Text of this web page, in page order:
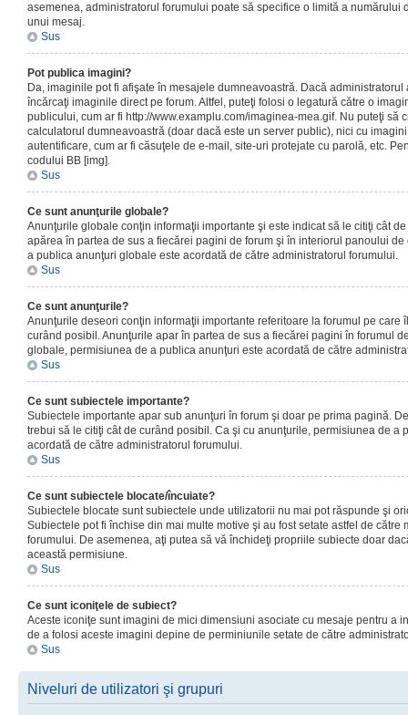
asemenea, administratorul forumului poate să specifice o limită a numărului
unui mesaj.
Sus
Pot publica imagini?
Da, imaginile pot fi afişate în mesajele dumneavoastră. Dacă
încărcaţi imaginile direct pe forum. Altfel, puteţi folosi o legatură către o
publicului, cum ar fi http://www.examplu.com/imaginea-mea.gif. Nu puteţi să
calculatorul dumneavoastră (doar dacă este un server public), nici cu
autentificare, cum ar fi căsuţele de e-mail, site-uri protejate cu parolă, etc.
codului BB [img].
Sus
Ce sunt anunţurile globale?
Anunţurile globale conţin informaţii importante şi este indicat să le citiţi cât
apărea în partea de sus a fiecărei pagini de forum şi în interiorul panoului
a publica anunţuri globale este acordată de către administratorul forumului.
Sus
Ce sunt anunţurile?
Anunţurile deseori conţin informaţii importante referitoare la forumul pe care
curând posibil. Anunţurile apar în partea de sus a fiecărei pagini în forumul
globale, permisiunea de a publica anunţuri este acordată de către
Sus
Ce sunt subiectele importante?
Subiectele importante apar sub anunţuri în forum şi doar pe prima pagină.
trebui să le citiţi cât de curând posibil. Ca şi cu anunţurile, permisiunea de a
acordată de către administratorul forumului.
Sus
Ce sunt subiectele blocate/încuiate?
Subiectele blocate sunt subiectele unde utilizatorii nu mai pot răspunde şi
Subiectele pot fi închise din mai multe motive şi au fost setate astfel de către
forumului. De asemenea, aţi putea să vă închideţi propriile subiecte doar
această permisiune.
Sus
Ce sunt iconiţele de subiect?
Aceste iconiţe sunt imagini de mici dimensiuni asociate cu mesaje pentru a
de a folosi aceste imagini depine de perminiunile setate de către
Sus
Niveluri de utilizatori şi grupuri